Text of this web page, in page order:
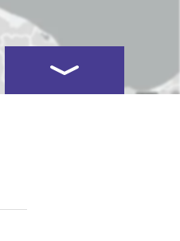
Kartenansicht öffnen